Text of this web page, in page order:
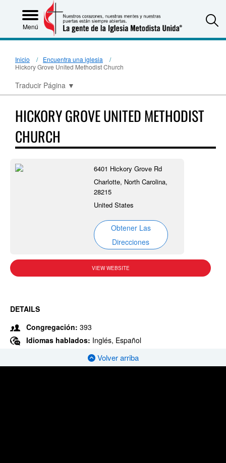
Menú
Inicio
Encuentra una iglesia
Hickory Grove United Methodist Church
Traducir Página ▼
HICKORY GROVE UNITED METHODIST
CHURCH
6401 Hickory Grove Rd
Charlotte, North Carolina,
28215
United States
Obtener Las
Direcciones
VIEW WEBSITE
DETAILS
Congregación: 393
Idiomas hablados: Inglés, Español
Volver arriba